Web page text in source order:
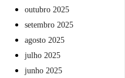
outubro 2025
setembro 2025
agosto 2025
julho 2025
junho 2025